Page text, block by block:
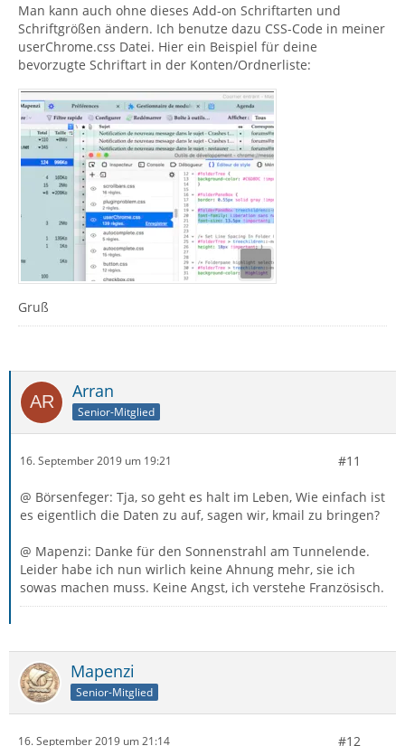
Man kann auch ohne dieses Add-on Schriftarten und
Schriftgrößen ändern. Ich benutze dazu CSS-Code in meiner
userChrome.css Datei. Hier ein Beispiel für deine
bevorzugte Schriftart in der Konten/Ordnerliste:
Gruß
Arran
Senior-Mitglied
16. September 2019 um 19:21 #11
@ Börsenfeger: Tja, so geht es halt im Leben, Wie einfach ist
es eigentlich die Daten zu auf, sagen wir, kmail zu bringen?
@ Mapenzi: Danke für den Sonnenstrahl am Tunnelende.
Leider habe ich nun wirlich keine Ahnung mehr, sie ich
sowas machen muss. Keine Angst, ich verstehe Französisch.
Mapenzi
Senior-Mitglied
16. September 2019 um 21:14 #12